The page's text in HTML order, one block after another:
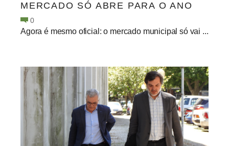
MERCADO SÓ ABRE PARA O ANO
0
Agora é mesmo oficial: o mercado municipal só vai ...